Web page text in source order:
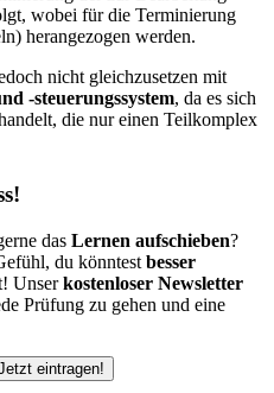
wobei für die Terminierung
herangezogen werden.
nicht gleichzusetzen mit
-steuerungssystem, da es sich
die nur einen Teilkomplex
das Lernen aufschieben?
du könntest besser
Unserkostenloser Newsletter
Prüfung zu gehen und eine